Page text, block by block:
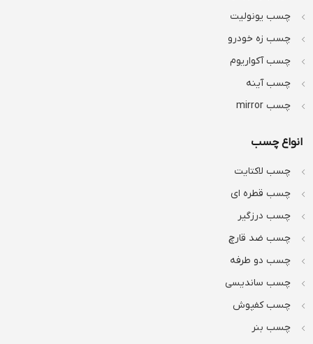
چسب یونولیت
چسب زه خودرو
چسب آکواریوم
چسب آینه
چسب mirror
انواع چسب
چسب لاکتایت
چسب قطره ای
چسب درزگیر
چسب ضد قارچ
چسب دو طرفه
چسب ساندیسی
چسب کفپوش
چسب بنر